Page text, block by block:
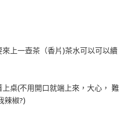
上一壺茶（香片)茶水可以可以續
桌(不用開口就端上來，大心， 難
辣椒?)